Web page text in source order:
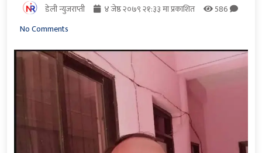
डेली न्युजराप्ती ४ जेष्ठ २०७९ २१:३३ मा प्रकाशित
586
No Comments